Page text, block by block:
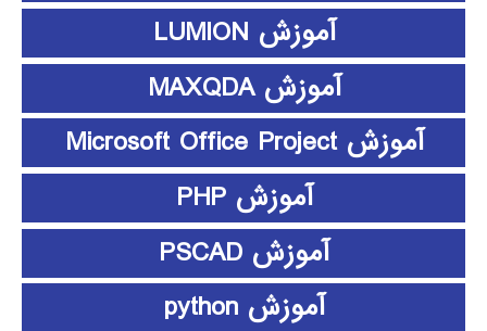
آموزش LUMION
آموزش MAXQDA
آموزش Microsoft Office Project
آموزش PHP
آموزش PSCAD
آموزش python